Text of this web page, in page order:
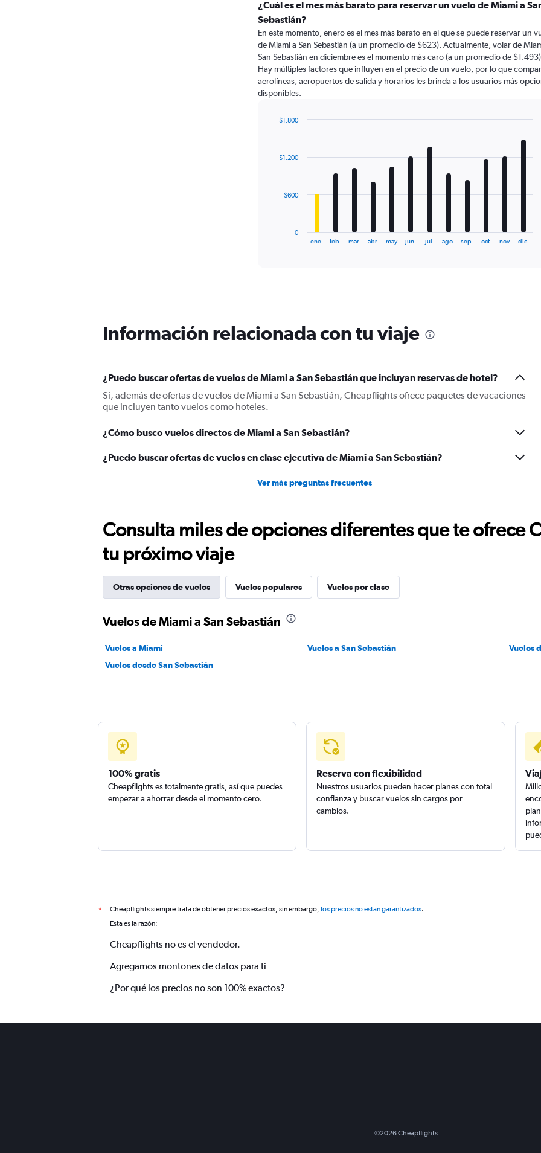
¿Cuál es el mes más barato para reservar un vuelo de Miami a
Sebastián?
En este momento, enero es el mes más barato en el que se puede reservar un
de Miami a San Sebastián (a un promedio de $623). Actualmente, volar de
San Sebastián en diciembre es el momento más caro (a un promedio de
Hay múltiples factores que influyen en el precio de un vuelo, por lo que
aerolíneas, aeropuertos de salida y horarios les brinda a los usuarios más
disponibles.
12
The
chart
has
Y
axis
displaying
values.
0
to
1800.
ene. feb. mar. abr. may. jun. jul. ago. sep. oct. nov. dic.
0
$600
$1.200
$1.800
Información relacionada con tu viaje
¿Puedo buscar ofertas de vuelos de Miami a San Sebastián que incluyan reservas de hotel?
Sí, además de ofertas de vuelos de Miami a San Sebastián, Cheapflights ofrece paquetes de vacaciones
que incluyen tanto vuelos como hoteles.
¿Cómo busco vuelos directos de Miami a San Sebastián?
¿Puedo buscar ofertas de vuelos en clase ejecutiva de Miami a San Sebastián?
Ver más preguntas frecuentes
Consulta miles de opciones diferentes que te ofrece
tu próximo viaje
Otras opciones de vuelos Vuelos populares Vuelos por clase
Vuelos de Miami a San Sebastián
Vuelos a Miami Vuelos a San Sebastián
Vuelos
Vuelos desde San Sebastián
100% gratis
Cheapflights es totalmente gratis, así que puedes
empezar a ahorrar desde el momento cero.
Reserva con flexibilidad
Nuestros usuarios pueden hacer planes con total
confianza y buscar vuelos sin cargos por
cambios.
* Cheapflights siempre trata de obtener precios exactos, sin embargo, los precios no están garantizados.
Esta es la razón:
Cheapflights no es el vendedor.
Agregamos montones de datos para ti
¿Por qué los precios no son 100% exactos?
©2026Cheapflights